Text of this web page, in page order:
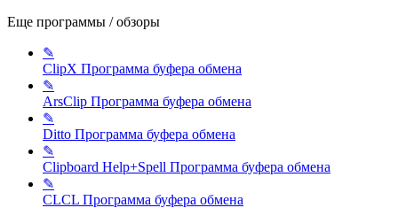
Еще программы / обзоры
✎
ClipX Программа буфера обмена
✎
ArsClip Программа буфера обмена
✎
Ditto Программа буфера обмена
✎
Clipboard Help+Spell Программа буфера обмена
✎
CLCL Программа буфера обмена